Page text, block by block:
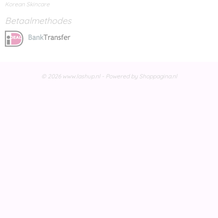
Korean Skincare
Betaalmethodes
© 2026 www.lashup.nl - Powered by Shoppagina.nl